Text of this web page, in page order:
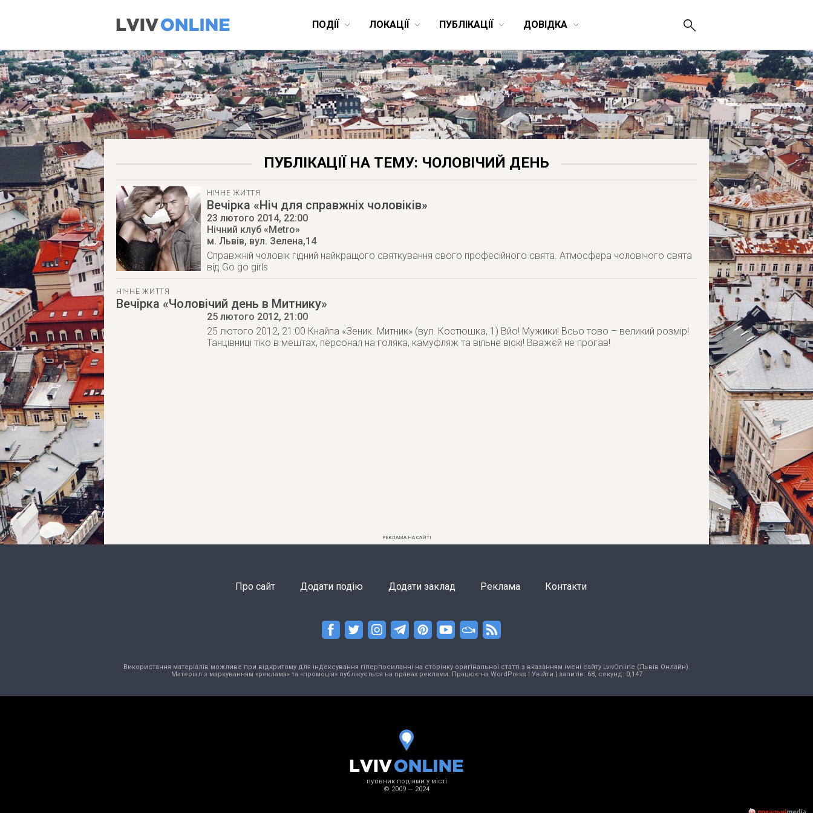
ПОДІЇ ЛОКАЦІЇ ПУБЛІКАЦІЇ ДОВІДКА
ПУБЛІКАЦІЇ НА ТЕМУ: ЧОЛОВІЧИЙ ДЕНЬ
НІЧНЕ ЖИТТЯ
Вечірка «Ніч для справжніх чоловіків»
23 лютого 2014, 22:00
Нічний клуб «Metro»
м. Львів, вул. Зелена,14
Справжній чоловік гідний найкращого святкування свого професійного свята. Атмосфера чоловічого свята
від Go go girls
НІЧНЕ ЖИТТЯ
Вечірка «Чоловічий день в Митнику»
25 лютого 2012, 21:00
25 лютого 2012, 21:00 Кнайпа «Зеник. Митник» (вул. Костюшка, 1) Вйо! Мужики! Всьо тово – великий розмір!
Танцівниці тіко в мештах, персонал на голяка, камуфляж та вільне віскі! Вважєй не прогав!
РЕКЛАМА НА САЙТІ
Про сайт Додати подію Додати заклад Реклама Контакти
Використання матеріалів можливе при відкритому для індексування гіперпосиланні на сторінку оригінальної статті з вказанням імені сайту LvivOnline (Львів Онлайн).
Матеріал з маркуванням «реклама» та «промоція» публікується на правах реклами. Працює на WordPress| Увійти | запитів: 68, секунд: 0,147
путівник подіями у місті
© 2009 — 2024